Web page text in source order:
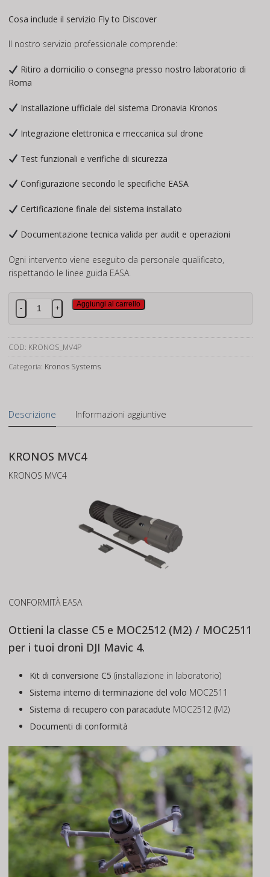
Cosa include il servizio Fly to Discover
Il nostro servizio professionale comprende:
Ritiro a domicilio o consegna presso nostro laboratorio di
Roma
Installazione ufficiale del sistema Dronavia Kronos
Integrazione elettronica e meccanica sul drone
Test funzionali e verifiche di sicurezza
Configurazione secondo le specifiche EASA
Certificazione finale del sistema installato
Documentazione tecnica valida per audit e operazioni
Ogni intervento viene eseguito da personale qualificato,
rispettando le linee guida EASA.
Kronos
MVC4
DJI
Mavic
4
- +
Aggiungi al carrello
COD: KRONOS_MV4P
Categoria: Kronos Systems
Descrizione Informazioni aggiuntive
KRONOS MVC4
KRONOS MVC4
CONFORMITÀ EASA
Ottieni la classe C5 e MOC2512 (M2) / MOC2511
per i tuoi droni DJI Mavic 4.
Kit di conversione C5 (installazione in laboratorio)
Sistema interno di terminazione del volo MOC2511
Sistema di recupero con paracadute MOC2512 (M2)
Documenti di conformità